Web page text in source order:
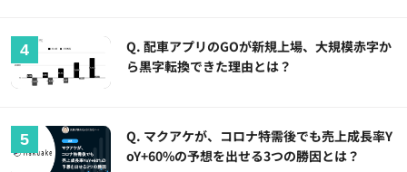
Q. 配車アプリのGOが新規上場、大規模赤字か
ら黒字転換できた理由とは？
Q. マクアケが、コロナ特需後でも売上成長率Y
oY+60%の予想を出せる3つの勝因とは？